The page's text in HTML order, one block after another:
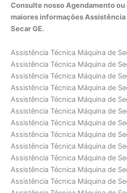
Consulte nosso Agendamento
maiores informações Assistência
Secar GE.
Assistência Técnica Máquina de
Assistência Técnica Máquina de
Assistência Técnica Máquina de
Assistência Técnica Máquina de
Assistência Técnica Máquina de
Assistência Técnica Máquina de
Assistência Técnica Máquina de
Assistência Técnica Máquina de
Assistência Técnica Máquina de
Assistência Técnica Máquina de
Assistência Técnica Máquina de
Assistência Técnica Máquina de